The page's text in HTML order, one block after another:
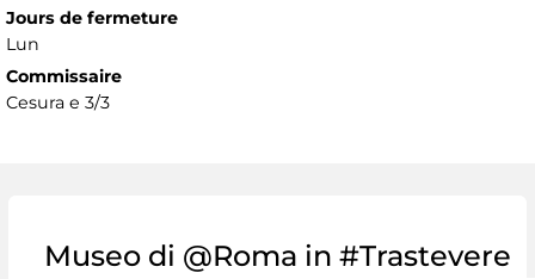
Jours de fermeture
Lun
Commissaire
Cesura e 3/3
Museo di @Roma in #Trastevere